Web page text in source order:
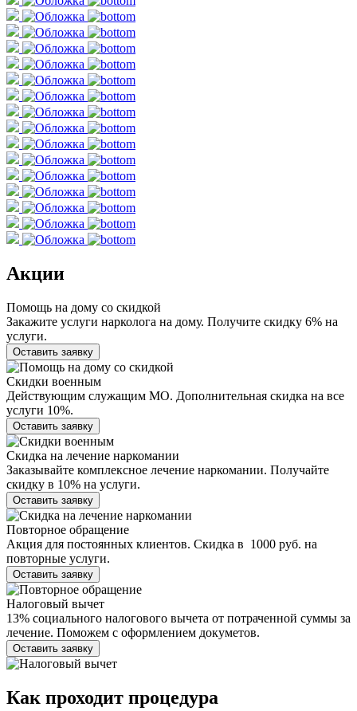
Акции
Помощь на дому со скидкой
Закажите услуги нарколога на дому. Получите скидку 6% на
услуги.
Оставить заявку
Скидки военным
Действующим служащим МО. Дополнительная скидка на все
услуги 10%.
Оставить заявку
Скидка на лечение наркомании
Заказывайте комплексное лечение наркомании. Получайте
скидку в 10% на услуги.
Оставить заявку
Повторное обращение
Акция для постоянных клиентов. Скидка в 1000 руб. на
повторные услуги.
Оставить заявку
Налоговый вычет
13% социального налогового вычета от потраченной суммы за
лечение. Поможем с оформлением докуметов.
Оставить заявку
Как проходит процедура